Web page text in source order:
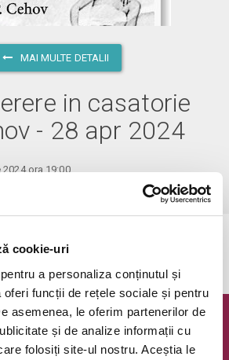
cookie-uri
a personaliza conținutul și
oferi funcții de rețele sociale și pentru
asemenea, le oferim partenerilor de
și de analize informații cu
folosiți site-ul nostru. Aceștia le
MAI MULTE DETALII
in casatorie
- 28 apr 2024
ora 19:00
Evenimentul a expirat.
@ Bilete.ro